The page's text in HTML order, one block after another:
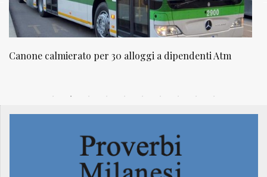
dipendenti Atm NATUROPATIA IN BREVE 20/01